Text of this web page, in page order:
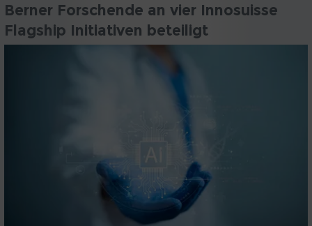
Berner Forschende an vier Innosuisse
Flagship Initiativen beteiligt